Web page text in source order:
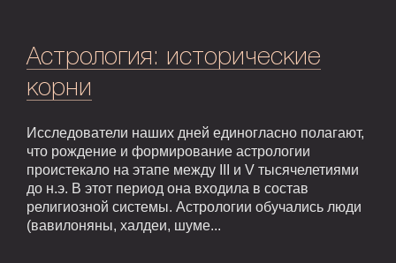
Астрология: исторические
корни
Исследователи наших дней единогласно полагают,
что рождение и формирование астрологии
проистекало на этапе между III и V тысячелетиями
до н.э. В этот период она входила в состав
религиозной системы. Астрологии обучались люди
(вавилоняны, халдеи, шуме...